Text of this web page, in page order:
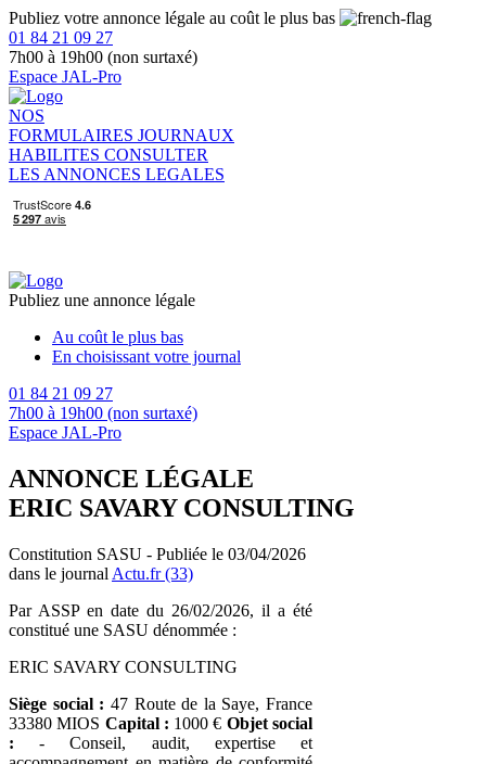
Publiez votre annonce légale au coût le plus bas
01 84 21 09 27
7h00 à 19h00 (non surtaxé)
Espace JAL-Pro
NOS
FORMULAIRES JOURNAUX
HABILITES CONSULTER
LES ANNONCES LEGALES
Publiez une annonce légale
Au coût le plus bas
En choisissant votre journal
01 84 21 09 27
7h00 à 19h00 (non surtaxé)
Espace JAL-Pro
ANNONCE LÉGALE
ERIC SAVARY CONSULTING
Constitution SASU - Publiée le 03/04/2026
dans le journal Actu.fr (33)
Par ASSP en date du 26/02/2026, il a été
constitué une SASU dénommée :
ERIC SAVARY CONSULTING
Siège social : 47 Route de la Saye, France
33380 MIOS Capital : 1000 € Objet social
: - Conseil, audit, expertise et